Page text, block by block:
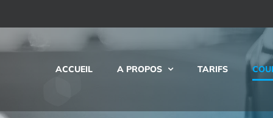
ACCUEIL A PROPOS TARIFS